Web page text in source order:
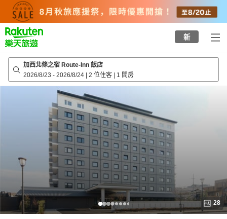
top
page
新
加西北條之宿 Route-Inn 飯店
2026/8/23 - 2026/8/24 | 2 位住客 | 1 間房
28